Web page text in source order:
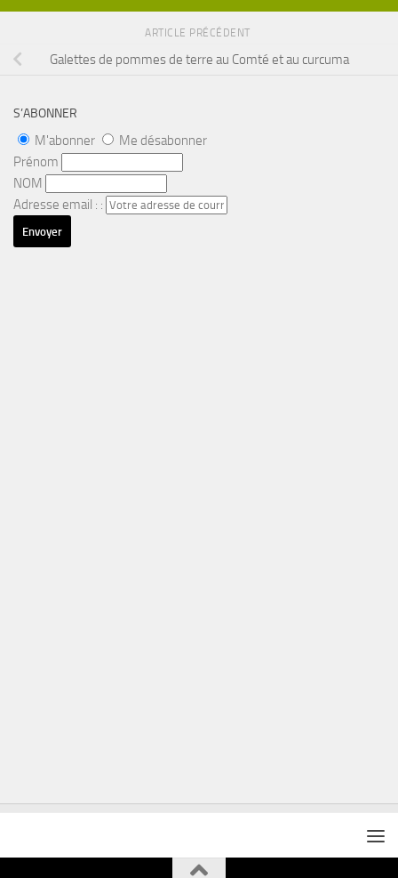
ARTICLE PRÉCÉDENT
Galettes de pommes de terre au Comté et au curcuma
S’ABONNER
M'abonner
Me désabonner
Prénom
NOM
Adresse email : :